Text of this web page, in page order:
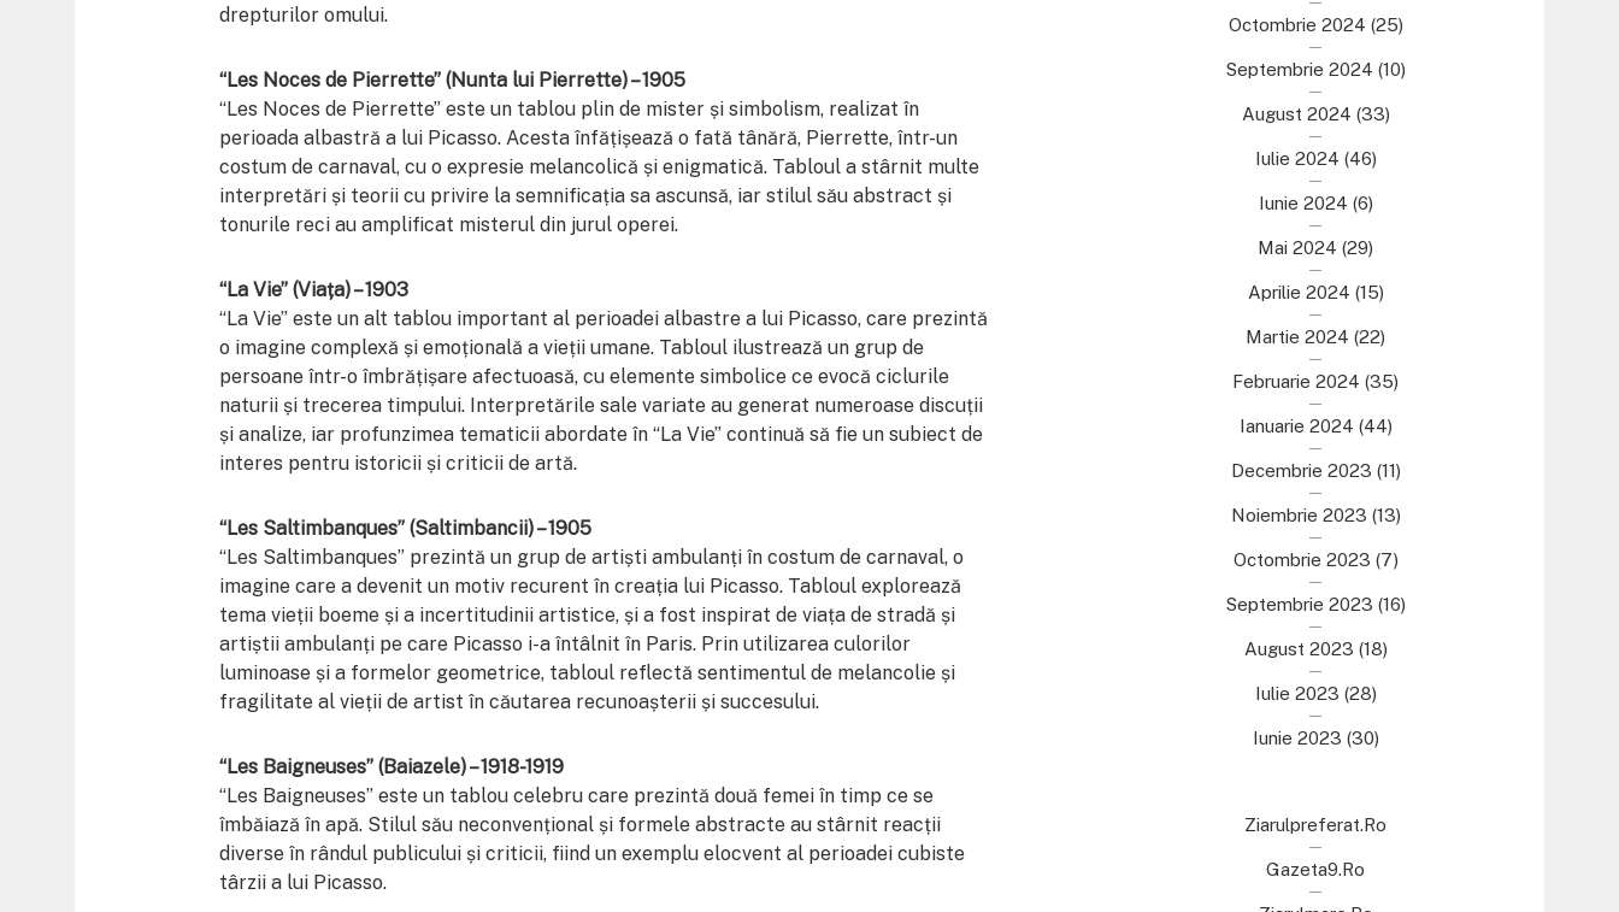
drepturilor omului.
“Les Noces de Pierrette” (Nunta lui Pierrette) – 1905
“Les Noces de Pierrette” este un tablou plin de mister și simbolism, realizat în
perioada albastră a lui Picasso. Acesta înfățișează o fată tânără, Pierrette, într-un
costum de carnaval, cu o expresie melancolică și enigmatică. Tabloul a stârnit multe
interpretări și teorii cu privire la semnificația sa ascunsă, iar stilul său abstract și
tonurile reci au amplificat misterul din jurul operei.
“La Vie” (Viața) – 1903
“La Vie” este un alt tablou important al perioadei albastre a lui Picasso, care prezintă
o imagine complexă și emoțională a vieții umane. Tabloul ilustrează un grup de
persoane într-o îmbrățișare afectuoasă, cu elemente simbolice ce evocă ciclurile
naturii și trecerea timpului. Interpretările sale variate au generat numeroase discuții
și analize, iar profunzimea tematicii abordate în “La Vie” continuă să fie un subiect de
interes pentru istoricii și criticii de artă.
“Les Saltimbanques” (Saltimbancii) – 1905
“Les Saltimbanques” prezintă un grup de artiști ambulanți în costum de carnaval, o
imagine care a devenit un motiv recurent în creația lui Picasso. Tabloul explorează
tema vieții boeme și a incertitudinii artistice, și a fost inspirat de viața de stradă și
artiștii ambulanți pe care Picasso i-a întâlnit în Paris. Prin utilizarea culorilor
luminoase și a formelor geometrice, tabloul reflectă sentimentul de melancolie și
fragilitate al vieții de artist în căutarea recunoașterii și succesului.
“Les Baigneuses” (Baiazele) – 1918-1919
“Les Baigneuses” este un tablou celebru care prezintă două femei în timp ce se
îmbăiază în apă. Stilul său neconvențional și formele abstracte au stârnit reacții
diverse în rândul publicului și criticii, fiind un exemplu elocvent al perioadei cubiste
târzii a lui Picasso.
Octombrie 2024 (25)
Septembrie 2024 (10)
August 2024 (33)
Iulie 2024 (46)
Iunie 2024 (6)
Mai 2024 (29)
Aprilie 2024 (15)
Martie 2024 (22)
Februarie 2024 (35)
Ianuarie 2024 (44)
Decembrie 2023 (11)
Noiembrie 2023 (13)
Octombrie 2023 (7)
Septembrie 2023 (16)
August 2023 (18)
Iulie 2023 (28)
Iunie 2023 (30)
Ziarulpreferat.ro
Gazeta9.ro